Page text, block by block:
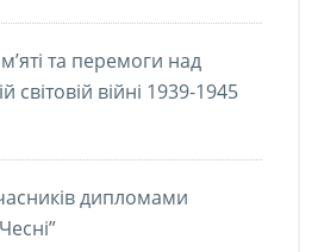
та перемоги над
світовій війні 1939-1945
дипломами